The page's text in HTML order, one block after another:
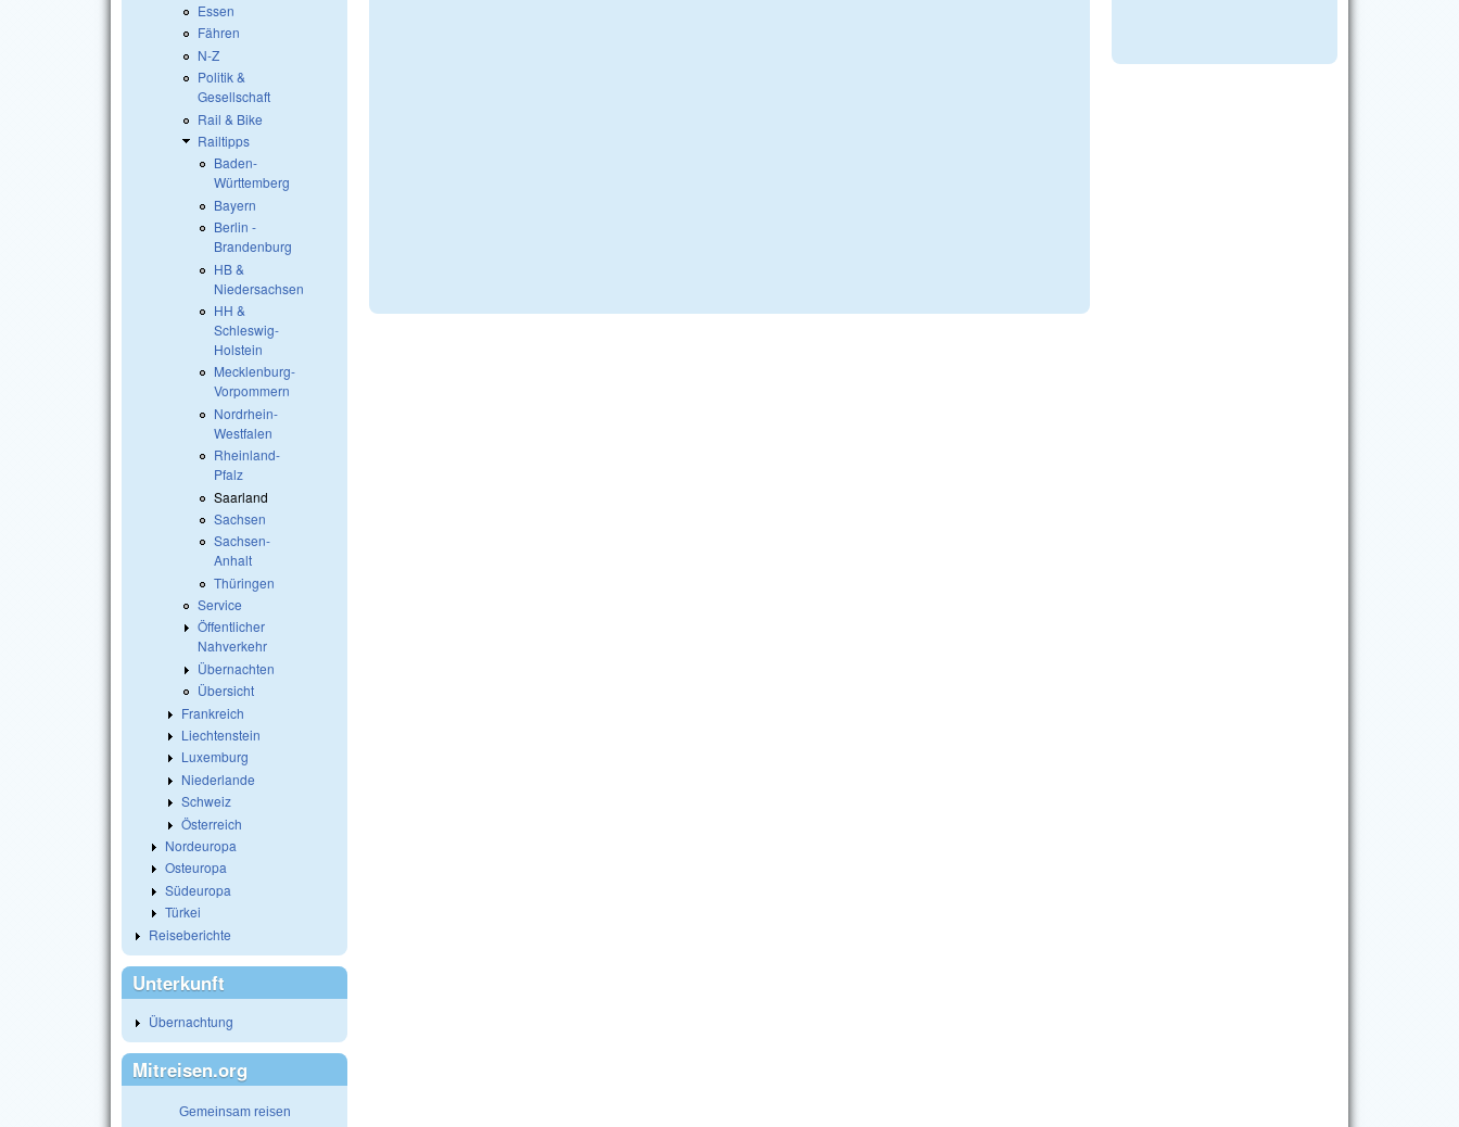
Essen
Fähren
N-Z
Politik &
Gesellschaft
Rail & Bike
Railtipps
Baden-
Württemberg
Bayern
Berlin -
Brandenburg
HB &
Niedersachsen
HH &
Schleswig-
Holstein
Mecklenburg-
Vorpommern
Nordrhein-
Westfalen
Rheinland-
Pfalz
Saarland
Sachsen
Sachsen-
Anhalt
Thüringen
Service
Öffentlicher
Nahverkehr
Übernachten
Übersicht
Frankreich
Liechtenstein
Luxemburg
Niederlande
Schweiz
Österreich
Nordeuropa
Osteuropa
Südeuropa
Türkei
Reiseberichte
Unterkunft
Übernachtung
Mitreisen.org
Gemeinsam reisen